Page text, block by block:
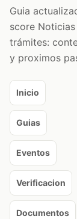
Guia
score
trámites:
y proximos
Inicio
Guias
Eventos
Verificacion
Documentos